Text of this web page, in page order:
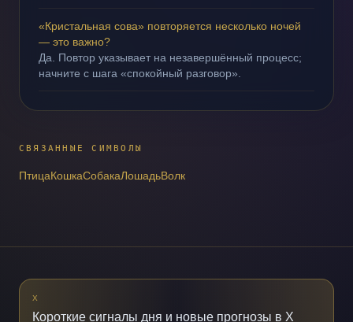
«Кристальная сова» повторяется несколько ночей
— это важно?
Да. Повтор указывает на незавершённый процесс;
начните с шага «спокойный разговор».
СВЯЗАННЫЕ СИМВОЛЫ
ПтицаКошкаСобакаЛошадьВолк
X
Короткие сигналы дня и новые прогнозы в X